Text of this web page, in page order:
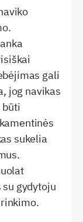
gali
jog navikas
sukelia
gydytoju